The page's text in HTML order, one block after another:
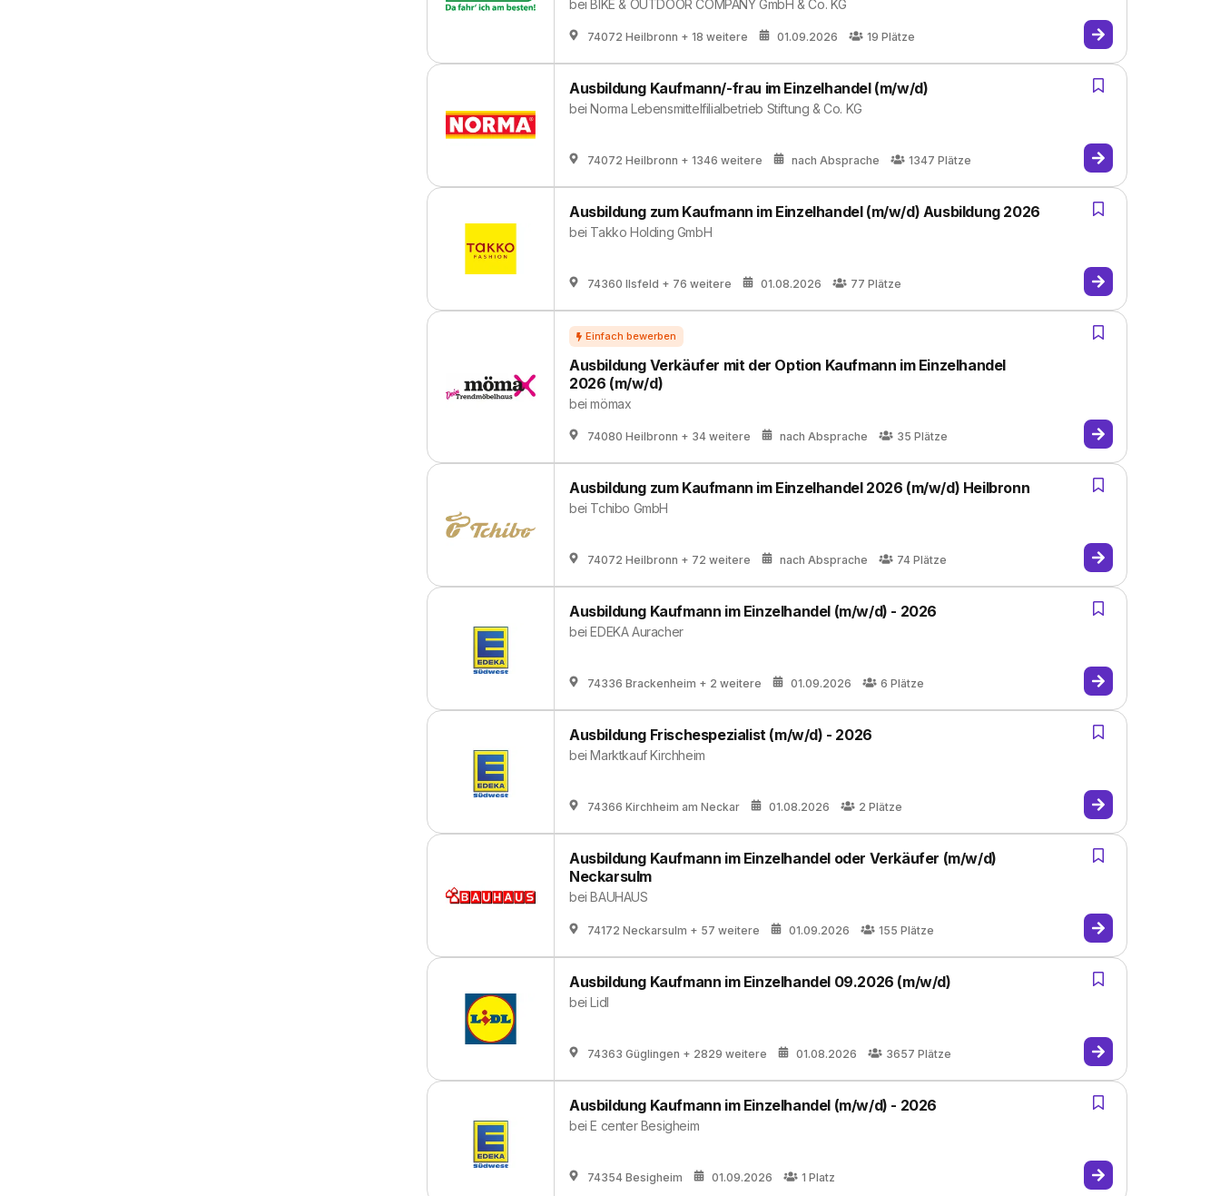
beiBIKE & OUTDOOR COMPANY GmbH & Co. KG
74072 Heilbronn + 18 weitere 01.09.2026 19 Plätze
Ausbildung Kaufmann/-frau im Einzelhandel (m/w/d)
beiNorma Lebensmittelfilialbetrieb Stiftung & Co. KG
74072 Heilbronn + 1346 weitere nach Absprache 1347 Plätze
Ausbildung zum Kaufmann im Einzelhandel (m/w/d) Ausbildung 2026
bei Takko Holding GmbH
74360 Ilsfeld + 76 weitere 01.08.2026 77 Plätze
Ausbildung Verkäufer mit der Option Kaufmann im Einzelhandel
2026 (m/w/d)
beimömax
74080 Heilbronn + 34 weitere nach Absprache 35 Plätze
Ausbildung zum Kaufmann im Einzelhandel 2026 (m/w/d) Heilbronn
bei Tchibo GmbH
74072 Heilbronn + 72 weitere nach Absprache 74 Plätze
Ausbildung Kaufmann im Einzelhandel (m/w/d) - 2026
beiEDEKA Auracher
74336 Brackenheim + 2 weitere 01.09.2026 6 Plätze
Ausbildung Frischespezialist (m/w/d) - 2026
beiMarktkauf Kirchheim
74366 Kirchheim am Neckar 01.08.2026 2 Plätze
Ausbildung Kaufmann im Einzelhandel oder Verkäufer (m/w/d)
Neckarsulm
beiBAUHAUS
74172 Neckarsulm + 57 weitere 01.09.2026 155 Plätze
Ausbildung Kaufmann im Einzelhandel 09.2026 (m/w/d)
beiLidl
74363 Güglingen + 2829 weitere 01.08.2026 3657 Plätze
Ausbildung Kaufmann im Einzelhandel (m/w/d) - 2026
beiE center Besigheim
74354 Besigheim 01.09.2026 1 Platz